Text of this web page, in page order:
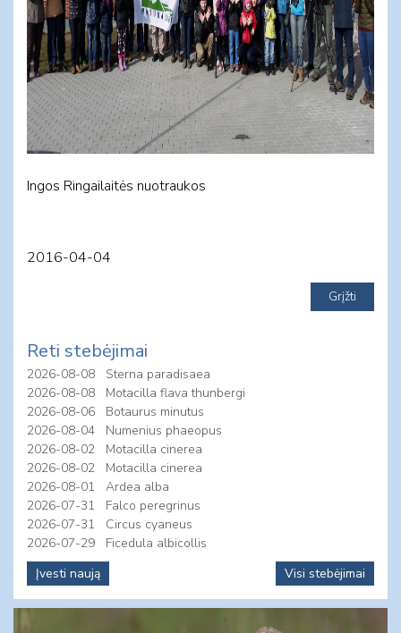
Ingos Ringailaitės nuotraukos
2016-04-04
Reti stebėjimai
2026-08-08
Sterna paradisaea
2026-08-08
Motacilla flava thunbergi
2026-08-06
Botaurus minutus
2026-08-04
Numenius phaeopus
2026-08-02
Motacilla cinerea
2026-08-02
Motacilla cinerea
2026-08-01
Ardea alba
2026-07-31
Falco peregrinus
2026-07-31
Circus cyaneus
2026-07-29
Ficedula albicollis
Įvesti naują
Visi stebėjimai